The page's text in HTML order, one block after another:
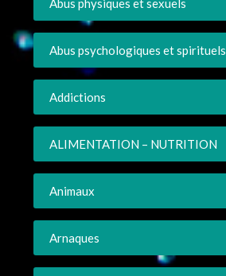
Abus physiques et sexuels
Abus psychologiques et spirituels
Addictions
ALIMENTATION – NUTRITION
Animaux
Arnaques